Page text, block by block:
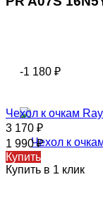
-1 180 ₽
Чехол к очкам
3 170 ₽
1 990₽
Купить
Купить в 1 клик